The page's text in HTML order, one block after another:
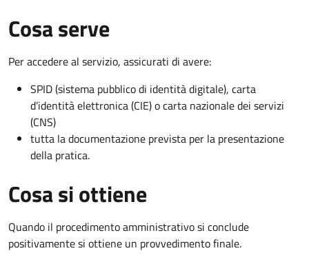
Cosa serve
Per accedere al servizio, assicurati di avere:
SPID (sistema pubblico di identità digitale), carta
d’identità elettronica (CIE) o carta nazionale dei servizi
(CNS)
tutta la documentazione prevista per la presentazione
della pratica.
Cosa si ottiene
Quando il procedimento amministrativo si conclude
positivamente si ottiene un provvedimento finale.